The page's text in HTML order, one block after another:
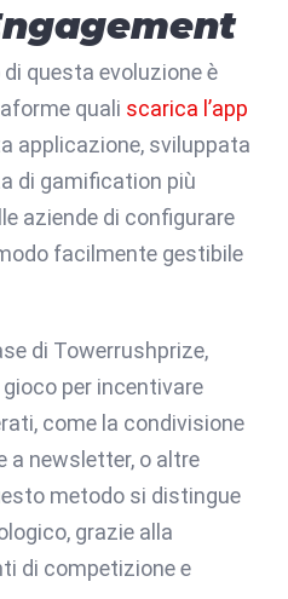
questa evoluzione è
quali scarica l’app
applicazione, sviluppata
di gamification più
aziende di configurare
facilmente gestibile
di Towerrushprize,
per incentivare
come la condivisione
a newsletter, o altre
metodo si distingue
grazie alla
di competizione e